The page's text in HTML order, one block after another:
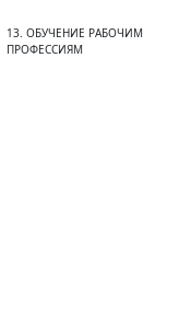
13. ОБУЧЕНИЕ РАБОЧИМ
ПРОФЕССИЯМ